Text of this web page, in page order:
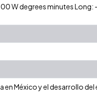
W degrees minutes
México y el desarrollo del